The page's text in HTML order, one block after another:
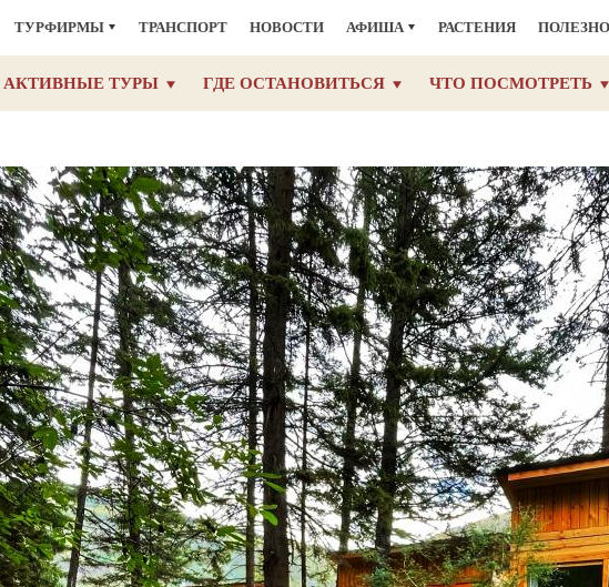
ТУРФИРМЫ ТРАНСПОРТ НОВОСТИ АФИША РАСТЕНИЯ
АКТИВНЫЕ ТУРЫ ГДЕ ОСТАНОВИТЬСЯ ЧТО ПОСМОТРЕТЬ